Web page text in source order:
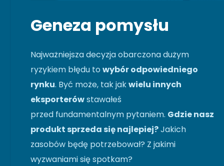
Geneza pomysłu
Najważniejsza decyzja obarczona dużym
ryzykiem błędu to wybór odpowiedniego
rynku. Być może, tak jakwielu innych
eksporterówstawałeś
przed fundamentalnym pytaniem. Gdzie nasz
produkt sprzeda się najlepiej?Jakich
zasobów będę potrzebował? Z jakimi
wyzwaniami się spotkam?